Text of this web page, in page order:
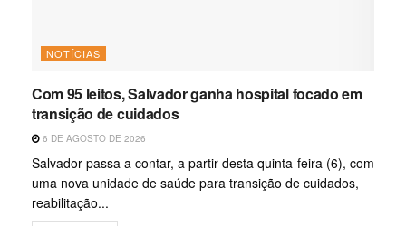
NOTÍCIAS
Com 95 leitos, Salvador ganha hospital focado em
transição de cuidados
6 DE AGOSTO DE 2026
Salvador passa a contar, a partir desta quinta-feira (6), com
uma nova unidade de saúde para transição de cuidados,
reabilitação...